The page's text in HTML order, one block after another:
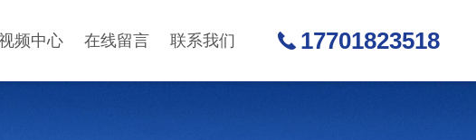
频中心 在线留言 联系我们 17701823518